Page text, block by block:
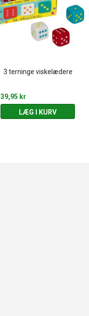
3 terninge viskelædere
39,95 kr
LÆG I KURV